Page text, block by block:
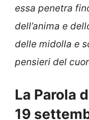
essa penetra
dell’anima e
delle midolla e
pensieri del
La Parola
19